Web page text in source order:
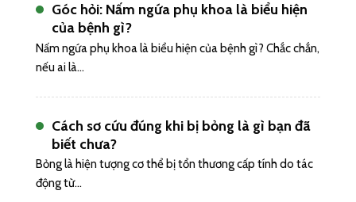
Góc hỏi: Nấm ngứa phụ khoa là biểu hiện
của bệnh gì?
Nấm ngứa phụ khoa là biểu hiện của bệnh gì? Chắc chắn,
nếu ai là...
Cách sơ cứu đúng khi bị bỏng là gì bạn đã
biết chưa?
Bỏng là hiện tượng cơ thể bị tổn thương cấp tính do tác
động từ...